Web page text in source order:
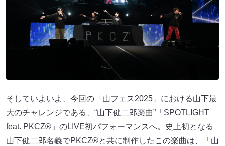
そしていよいよ、今回の「山フェス2025」における山下最
大のチャレンジである、“山下健二郎楽曲”「SPOTLIGHT
feat. PKCZ®」のLIVE初パフォーマンスへ。史上初となる
山下健二郎名義でPKCZ®と共に制作したこの楽曲は、「山